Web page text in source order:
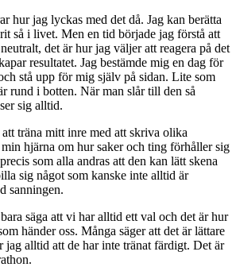
hur jag lyckas med det då. Jag kan berätta
så i livet. Men en tid började jag förstå att
det är hur jag väljer att reagera på det
resultatet. Jag bestämde mig en dag för
stå upp för mig själv på sidan. Lite som
rund i botten. När man slår till den så
sig alltid.
träna mitt inre med att skriva olika
hjärna om hur saker och ting förhåller sig
som alla andras att den kan lätt skena
sig något som kanske inte alltid är
sanningen.
säga att vi har alltid ett val och det är hur
händer oss. Många säger att det är lättare
jag alltid att de har inte tränat färdigt. Det är